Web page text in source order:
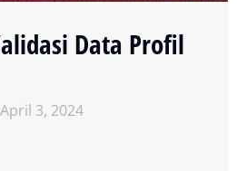
Data Profil
April 3, 2024